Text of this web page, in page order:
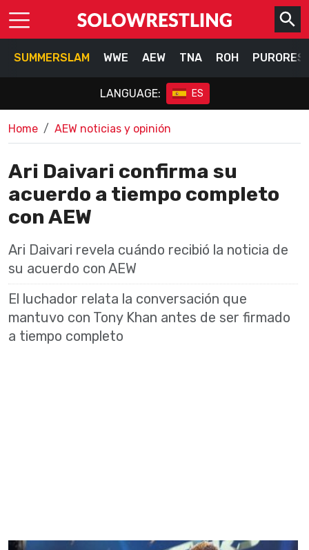
SUMMERSLAM WWE AEW TNA ROH
LANGUAGE: ES
Home AEW noticias y opinión
Ari Daivari confirma su
acuerdo a tiempo completo
con AEW
Ari Daivari revela cuándo recibió la noticia de
su acuerdo con AEW
El luchador relata la conversación que
mantuvo con Tony Khan antes de ser firmado
a tiempo completo